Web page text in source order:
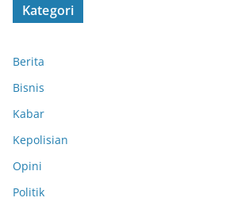
Kategori
Berita
Bisnis
Kabar
Kepolisian
Opini
Politik